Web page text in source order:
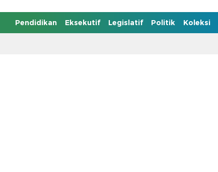
Pendidikan Eksekutif Legislatif Politik Koleksi